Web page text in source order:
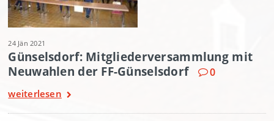
24 Jän 2021
Günselsdorf: Mitgliederversammlung mit
Neuwahlen der FF-Günselsdorf
0
weiterlesen